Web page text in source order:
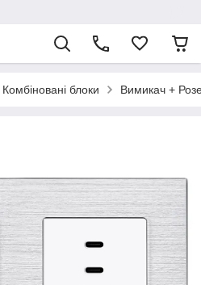
Комбіновані блоки Вимикач +